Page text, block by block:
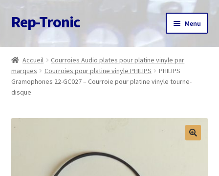
Aller
à
navigation
Aller
au
Rep-Tronic Menu
Accueil
A propos
Articles
Accueil
Courroies Audio plates pour platine vinyle par
marques
Courroies pour platine vinyle PHILIPS
PHILIPS
Gramophones 22-GC027 – Courroie pour platine vinyle tourne-
disque